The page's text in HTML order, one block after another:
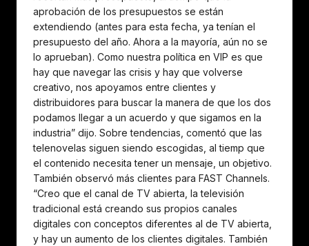
aprobación de los presupuestos se están
extendiendo (antes para esta fecha, ya tenían el
presupuesto del año. Ahora a la mayoría, aún no se
lo aprueban). Como nuestra política en VIP es que
hay que navegar las crisis y hay que volverse
creativo, nos apoyamos entre clientes y
distribuidores para buscar la manera de que los dos
podamos llegar a un acuerdo y que sigamos en la
industria” dijo. Sobre tendencias, comentó que las
telenovelas siguen siendo escogidas, al tiemp que
el contenido necesita tener un mensaje, un objetivo.
También observó más clientes para FAST Channels.
“Creo que el canal de TV abierta, la televisión
tradicional está creando sus propios canales
digitales con conceptos diferentes al de TV abierta,
y hay un aumento de los clientes digitales. También